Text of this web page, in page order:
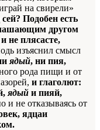
на свирели»
Подобен есть
другом
не плясасте,
изъяснил смысл
ядый, ни пия,
рода пищи и от
и глаголют:
ядый и пияй,
не отказываясь от
ядцаи